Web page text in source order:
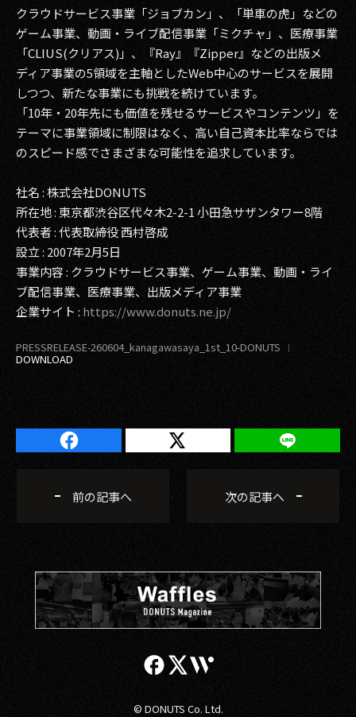
クラウドサービス事業「ジョブカン」、「単車の虎」などの
ゲーム事業、動画・ライブ配信事業「ミクチャ」、医療事業
「CLIUS(クリアス)」、『Ray』『Zipper』などの出版メ
ディア事業の5領域を主軸としたWeb中心のサービスを展開
しつつ、新たな事業にも挑戦を続けています。
「10年・20年先にも価値を残せるサービスやコンテンツ」を
テーマに事業領域に制限はなく、高い自己資本比率ならでは
のスピード感でさまざまな可能性を追求しています。
社名 : 株式会社DONUTS
所在地 : 東京都渋谷区代々木2-2-1 小田急サザンタワー8階
代表者 : 代表取締役 西村啓成
設立 : 2007年2月5日
事業内容 : クラウドサービス事業、ゲーム事業、動画・ライ
ブ配信事業、医療事業、出版メディア事業
企業サイト : https://www.donuts.ne.jp/
PRESSRELEASE-260604_kanagawasaya_1st_10-DONUTS
前の記事へ 次の記事へ
© DONUTS Co. Ltd.